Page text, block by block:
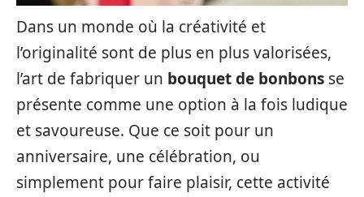
Dans un monde où la créativité et
l’originalité sont de plus en plus valorisées,
l’art de fabriquer un bouquet de bonbons se
présente comme une option à la fois ludique
et savoureuse. Que ce soit pour un
anniversaire, une célébration, ou
simplement pour faire plaisir, cette activité